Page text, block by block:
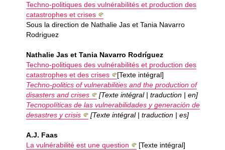
Techno-politiques des vulnérabilités et production des
catastrophes et crises
Sous la direction de Nathalie Jas et Tania Navarro
Rodriguez
Nathalie Jas et Tania Navarro Rodríguez
Techno-politiques des vulnérabilités et production des
catastrophes et des crises
[Texte intégral]
Techno-politics of vulnerabilities and the production of
disasters and crises
[Texte intégral | traduction | en]
Tecnopolíticas de las vulnerabilidades y generación de
desastres y crisis
[Texte intégral | traduction | es]
A.J. Faas
La vulnérabilité est une question
[Texte intégral]